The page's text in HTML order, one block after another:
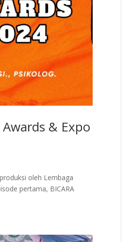
& Expo
oleh Lembaga
pertama, BICARA